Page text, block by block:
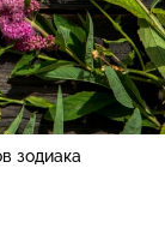
зодиака